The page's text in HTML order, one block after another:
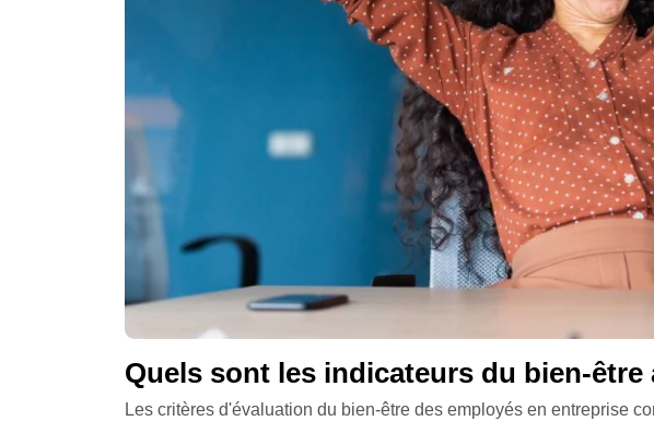
Quels sont les indicateurs du bien-être
Les critères d'évaluation du bien-être des employés en entreprise